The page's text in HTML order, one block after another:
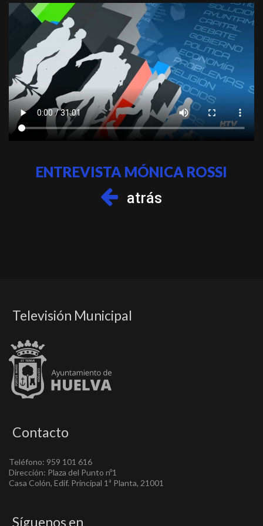
ENTREVISTA MÓNICA ROSSI
atrás
Televisión Municipal
Contacto
Teléfono: 959 101 616
Dirección: Plaza del Punto nº1
Casa Colón, Edif. Principal 1ª Planta, 21001
Síguenos en